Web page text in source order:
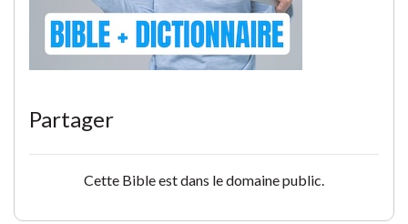
Partager
Cette Bible est dans le domaine public.